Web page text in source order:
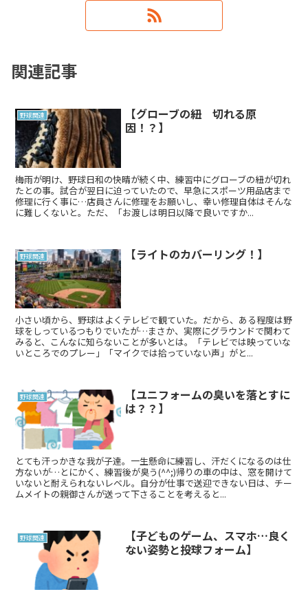
関連記事
野球関連
【グローブの紐 切れる原
因！？】
梅雨が明け、野球日和の快晴が続く中、練習中にグローブの紐が切れ
たとの事。試合が翌日に迫っていたので、早急にスポーツ用品店まで
修理に行く事に…店員さんに修理をお願いし、幸い修理自体はそんな
に難しくないと。ただ、「お渡しは明日以降で良いですか...
野球関連 【ライトのカバーリング！】
小さい頃から、野球はよくテレビで観ていた。だから、ある程度は野
球をしっているつもりでいたが…まさか、実際にグラウンドで関わて
みると、こんなに知らないことが多いとは。「テレビでは映っていな
いところでのプレー」「マイクでは拾っていない声」がと...
野球関連
【ユニフォームの臭いを落とすに
は？？】
とても汗っかきな我が子達。一生懸命に練習し、汗だくになるのは仕
方ないが…とにかく、練習後が臭う(^^;)帰りの車の中は、窓を開けて
いないと耐えられないレベル。自分が仕事で送迎できない日は、チー
ムメイトの親御さんが送って下さることを考えると...
野球関連
【子どものゲーム、スマホ…良く
ない姿勢と投球フォーム】